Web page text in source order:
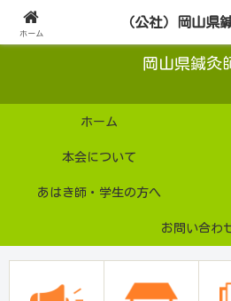
公益社団法人
岡山県鍼灸
ホーム
本会について
あはき師・学生の方へ
お問い合わ
ホーム
（公社）岡山県